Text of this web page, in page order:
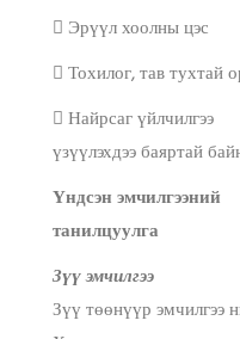
 Эрүүл хоолны цэс
 Тохилог, тав тухтай
 Найрсаг үйлчилгээ
үзүүлэхдээ баяртай
Үндсэн эмчилгээний
танилцуулга
Зүү эмчилгээ
Зүү төөнүүр эмчилгээ